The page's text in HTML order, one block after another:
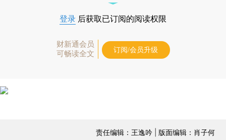
登录 后获取已订阅的阅读权限
财新通会员
可畅读全文
订阅/会员升级
责任编辑：王逸吟 | 版面编辑：肖子何